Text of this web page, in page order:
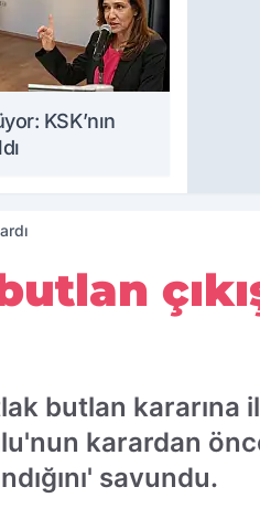
KSK’nın
butlan
karardan
savundu.